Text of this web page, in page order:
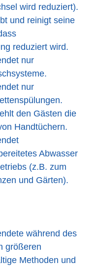
wird reduziert).
und reinigt seine
reduziert wird.
nur
nur
den Gästen die
Handtüchern.
Abwasser
(z.B. zum
und Gärten).
während des
größeren
Methoden und